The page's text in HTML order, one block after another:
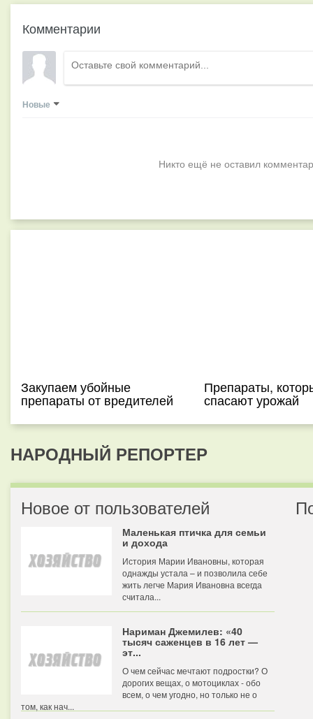
Комментарии
Новые
Никто ещё не оставил
Закупаем убойные
препараты от вредителей
Препараты,
спасают урожай
НАРОДНЫЙ РЕПОРТЕР
Новое от пользователей
Маленькая птичка для семьи
и дохода
История Марии Ивановны, которая
однажды устала – и позволила себе
жить легче Мария Ивановна всегда
считала...
Нариман Джемилев: «40
тысяч саженцев в 16 лет —
эт...
О чем сейчас мечтают подростки? О
дорогих вещах, о мотоциклах - обо
всем, о чем угодно, но только не о
том, как нач...